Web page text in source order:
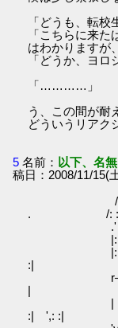
「どうも、転校
「こちらに来
はわかりますが
「どうか、ヨロ
「…………」
う、この間が耐
どういうリア
5 名前： 以下、名
稿日：2008/11/15(
／: : : :／ :
/: : : ／ : : :
. /: : : / : /: : :
.' : : :/ : /: :
|: : :/ : /| :
|: :/ : /: | :
:|
r┴､/:ヽ| :
|
| | : :│:
:| ',: :|